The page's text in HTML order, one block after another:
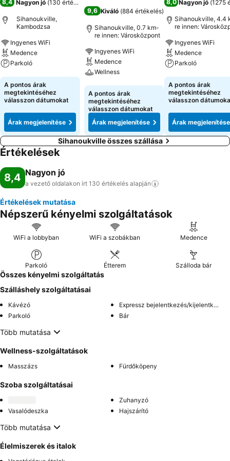
8,4 Nagyon jó (130 értékelés
Sihanoukville,
Kambodzsa
Ingyenes WiFi
Medence
Parkoló
Árak megjelenítése
A pontos árak
megtekintéséhez
válasszon dátumokat
Árak megjelenítése
9,6 Kiváló (884 értékelés)
Sihanoukville, 0.7 km-
re innen: Városközpont
Ingyenes WiFi
Medence
Wellness
Árak megjelenítése
A pontos árak
megtekintéséhez
válasszon dátumokat
Árak megjelenítése
8,0 Nagyon jó (1275
Sihanoukville, 4.4
re innen:
Ingyenes WiFi
Medence
Parkoló
Árak
A pontos árak
megtekintéséhez
válasszon
Árak megjelenítése
Sihanoukville összes szállása
Értékelések
8,4 Nagyon jó
a vezető oldalakon írt 130 értékelés alapján
Értékelések mutatása
Népszerű kényelmi szolgáltatások
WiFi a lobbyban WiFi a szobákban Medence
Parkoló Étterem Szálloda bár
Összes kényelmi szolgáltatás
Szálláshely szolgáltatásai
Kávézó
Expressz bejelentkezés/kijelentkezés
Parkoló
Bár
Több mutatása
Wellness-szolgáltatások
Masszázs Fürdőköpeny
Szoba szolgáltatásai
Zuhanyzó
Vasalódeszka
Hajszárító
Több mutatása
Élelmiszerek és italok